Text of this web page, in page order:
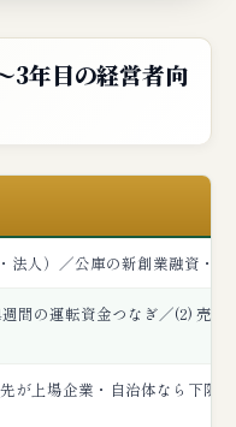
：創業融資・つな
検索
グ 違法」の検索意図
3年目の経営者向
法人）／公庫の新創業融資・
間の運転資金つなぎ／(2) 売
先が上場企業・自治体なら下限